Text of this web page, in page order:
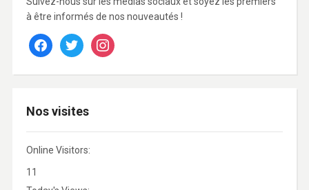
à être informés de nos nouveautés !
facebooktwitter instagram
Nos visites
Online Visitors:
11